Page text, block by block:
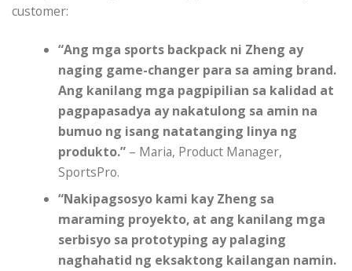
customer:
“Ang mga sports backpack ni Zheng ay
naging game-changer para sa aming brand.
Ang kanilang mga pagpipilian sa kalidad at
pagpapasadya ay nakatulong sa amin na
bumuo ng isang natatanging linya ng
produkto.” – Maria, Product Manager,
SportsPro.
“Nakipagsosyo kami kay Zheng sa
maraming proyekto, at ang kanilang mga
serbisyo sa prototyping ay palaging
naghahatid ng eksaktong kailangan namin.